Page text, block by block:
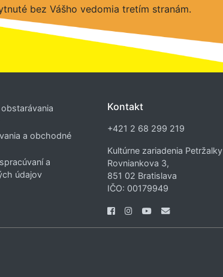
bez Vášho vedomia tretím stranám.
a obchodné
a
údajov
Kontakt
+421 2 68 299 219
Kultúrne zariadenia Petržalky
Rovniankova 3,
851 02 Bratislava
IČO: 00179949